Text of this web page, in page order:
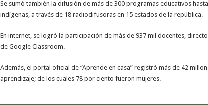
Se sumó también la difusión de más de 300 programas educativos
indígenas, a través de 18 radiodifusoras en 15 estados de la república.
En internet, se logró la participación de más de 937 mil docentes,
de Google Classroom.
Además, el portal oficial de “Aprende en casa” registró más de 42
aprendizaje; de los cuales 78 por ciento fueron mujeres.